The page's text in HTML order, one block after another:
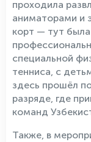
проходила
аниматорами и
корт — тут
специальной
тенниса, с
здесь прошёл
разряде, где
команд
Также, в